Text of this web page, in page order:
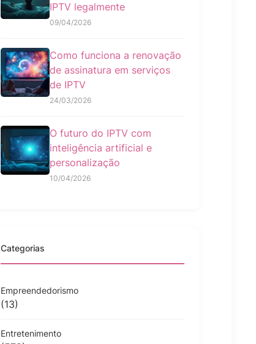
IPTV legalmente
09/04/2026
Como funciona a renovação
de assinatura em serviços
de IPTV
24/03/2026
O futuro do IPTV com
inteligência artificial e
personalização
10/04/2026
Categorias
Empreendedorismo
(13)
Entretenimento